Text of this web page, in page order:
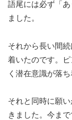
語尾には必ず「
ました。
それから長い間
着いたのです。
く潜在意識が落
それと同時に願
きました。今ま